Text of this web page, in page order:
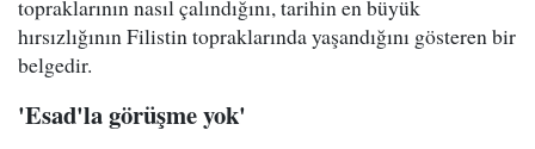
topraklarının nasıl çalındığını, tarihin en büyük
hırsızlığının Filistin topraklarında yaşandığını gösteren bir
belgedir.
'Esad'la görüşme yok'